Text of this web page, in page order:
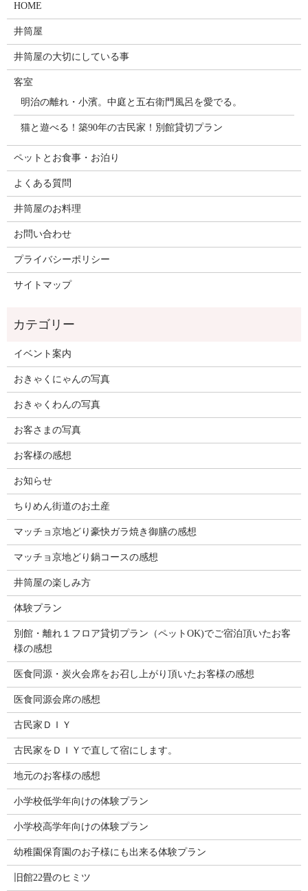
HOME
井筒屋
井筒屋の大切にしている事
客室
明治の離れ・小濱。中庭と五右衛門風呂を愛でる。
猫と遊べる！築90年の古民家！別館貸切プラン
ペットとお食事・お泊り
よくある質問
井筒屋のお料理
お問い合わせ
プライバシーポリシー
サイトマップ
イベント案内
おきゃくにゃんの写真
おきゃくわんの写真
お客さまの写真
お客様の感想
お知らせ
ちりめん街道のお土産
マッチョ京地どり豪快ガラ焼き御膳の感想
マッチョ京地どり鍋コースの感想
井筒屋の楽しみ方
体験プラン
別館・離れ１フロア貸切プラン（ペットOK)でご宿泊頂いたお客
様の感想
医食同源・炭火会席をお召し上がり頂いたお客様の感想
医食同源会席の感想
古民家ＤＩＹ
古民家をＤＩＹで直して宿にします。
地元のお客様の感想
小学校低学年向けの体験プラン
小学校高学年向けの体験プラン
幼稚園保育園のお子様にも出来る体験プラン
旧館22畳のヒミツ